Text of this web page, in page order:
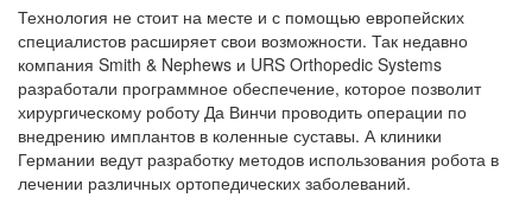
Технология не стоит на месте и с помощью европейских
специалистов расширяет свои возможности. Так недавно
компания Smith & Nephews и URS Orthopedic Systems
разработали программное обеспечение, которое позволит
хирургическому роботу Да Винчи проводить операции по
внедрению имплантов в коленные суставы. А клиники
Германии ведут разработку методов использования робота в
лечении различных ортопедических заболеваний.